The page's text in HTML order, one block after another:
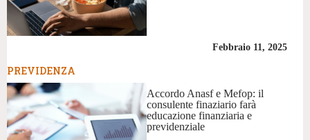
Febbraio 11, 2025
PREVIDENZA
Accordo Anasf e Mefop: il
consulente finaziario farà
educazione finanziaria e
previdenziale